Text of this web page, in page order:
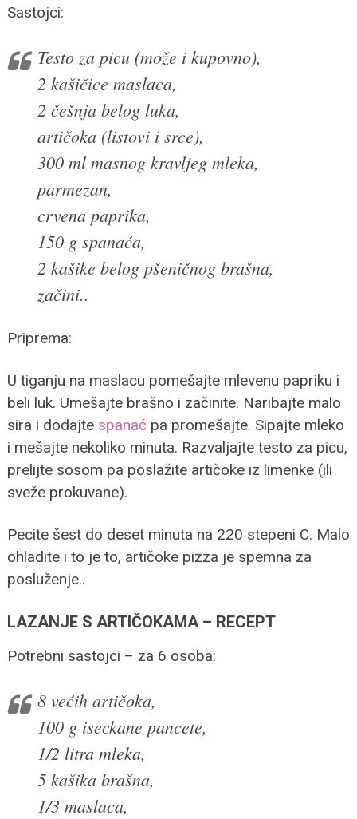
Sastojci:
Testo za picu (može i kupovno),
2 kašičice maslaca,
2 češnja belog luka,
artičoka (listovi i srce),
300 ml masnog kravljeg mleka,
parmezan,
crvena paprika,
150 g spanaća,
2 kašike belog pšeničnog brašna,
začini..
Priprema:
U tiganju na maslacu pomešajte mlevenu papriku i
beli luk. Umešajte brašno i začinite. Naribajte malo
sira i dodajte spanaćpa promešajte. Sipajte mleko
i mešajte nekoliko minuta. Razvaljajte testo za picu,
prelijte sosom pa poslažite artičoke iz limenke (ili
sveže prokuvane).
Pecite šest do deset minuta na 220 stepeni C. Malo
ohladite i to je to, artičoke pizza je spemna za
posluženje..
LAZANJE S ARTIČOKAMA – RECEPT
Potrebni sastojci – za 6 osoba:
8 većih artičoka,
100 g iseckane pancete,
1/2 litra mleka,
5 kašika brašna,
1/3 maslaca,